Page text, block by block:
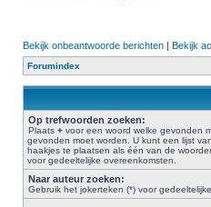
Bekijk onbeantwoorde berichten | Bekijk
Forumindex
Op trefwoorden zoeken:
Plaats + voor een woord welke gevonden
gevonden moet worden. U kunt een lijst
haakjes te plaatsen als één van de
voor gedeeltelijke overeenkomsten.
Naar auteur zoeken:
Gebruik het jokerteken (*) voor